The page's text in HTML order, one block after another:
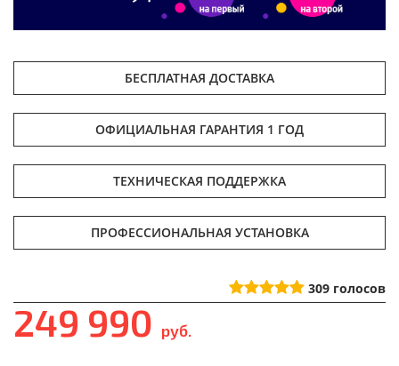
БЕСПЛАТНАЯ ДОСТАВКА
ОФИЦИАЛЬНАЯ ГАРАНТИЯ 1 ГОД
ТЕХНИЧЕСКАЯ ПОДДЕРЖКА
ПРОФЕССИОНАЛЬНАЯ УСТАНОВКА
309 голосов
249 990 руб.